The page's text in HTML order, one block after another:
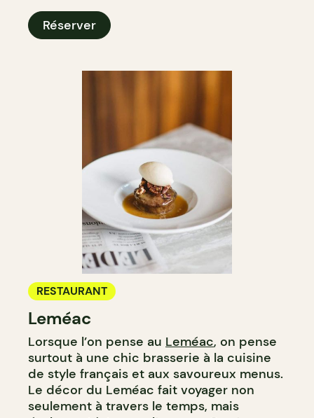
Réserver
RESTAURANT
Leméac
Lorsque l’on pense au Leméac, on pense
surtout à une chic brasserie à la cuisine
de style français et aux savoureux menus.
Le décor du Leméac fait voyager non
seulement à travers le temps, mais